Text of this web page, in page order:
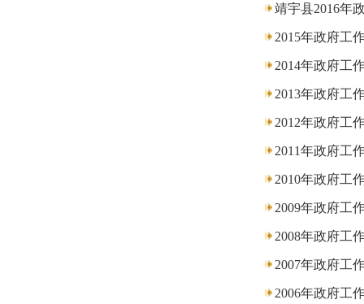
靖宇县2016年
2015年政府工
2014年政府工
2013年政府工
2012年政府工
2011年政府工
2010年政府工
2009年政府工
2008年政府工
2007年政府工
2006年政府工